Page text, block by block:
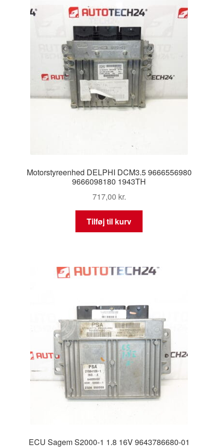
Motorstyreenhed DELPHI DCM3.5 9666556980
9666098180 1943TH
717,00 kr.
Tilføj til kurv
ECU Sagem S2000-1 1.8 16V 9643786680-01